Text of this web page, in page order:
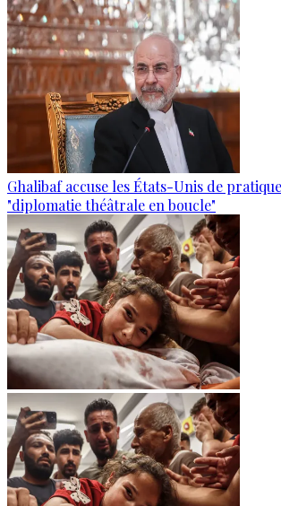
Ghalibaf accuse les États-Unis de
"diplomatie théâtrale en boucle"